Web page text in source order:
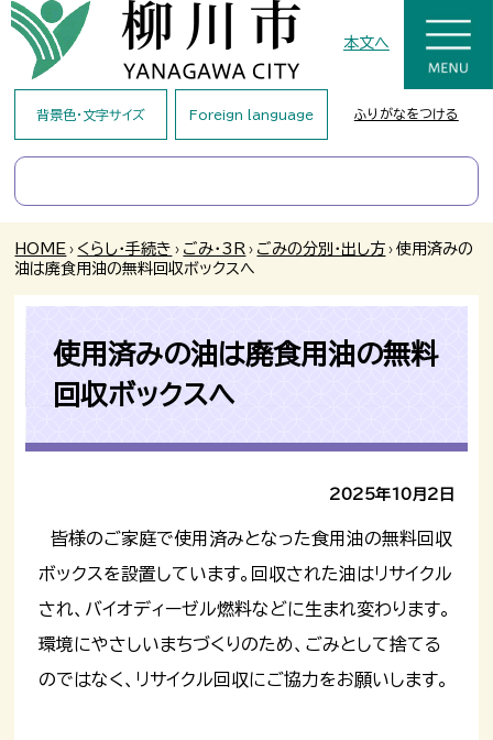
本文へ
背景色・文字サイズ Foreign language ふりがなをつける
HOME › くらし・手続き › ごみ・3R › ごみの分別・出し方 › 使用済みの
油は廃食用油の無料回収ボックスへ
使用済みの油は廃食用油の無料
回収ボックスへ
2025年10月2日
皆様のご家庭で使用済みとなった食用油の無料回収
ボックスを設置しています。回収された油はリサイクル
され、バイオディーゼル燃料などに生まれ変わります。
環境にやさしいまちづくりのため、ごみとして捨てる
のではなく、リサイクル回収にご協力をお願いします。